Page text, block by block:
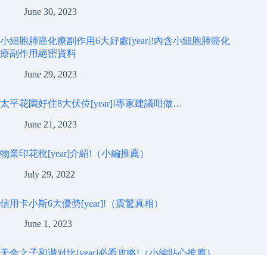
June 30, 2023
小細胞肺癌化療副作用6大好處[year]!內含小細胞肺癌化
療副作用絕密資料
June 29, 2023
太平花園好住8大伏位[year]!專家建議咁做…
June 21, 2023
物業印花稅[year]介紹!（小編推薦）
July 29, 2022
信用卡小斯6大優勢[year]!（震驚真相）
June 1, 2023